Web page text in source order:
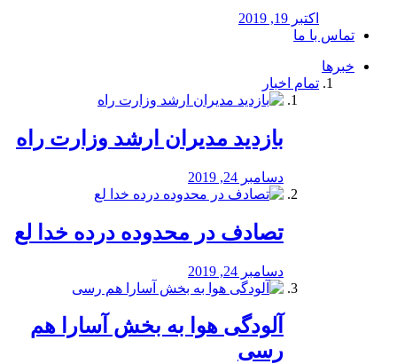
اکتبر 19, 2019
تماس با ما
خبرها
تمام اخبار
بازدید مدیران ارشد وزارت راه
دسامبر 24, 2019
تصادف در محدوده درده خدا لع
دسامبر 24, 2019
آلودگی هوا به بخش آسارا هم
رسی